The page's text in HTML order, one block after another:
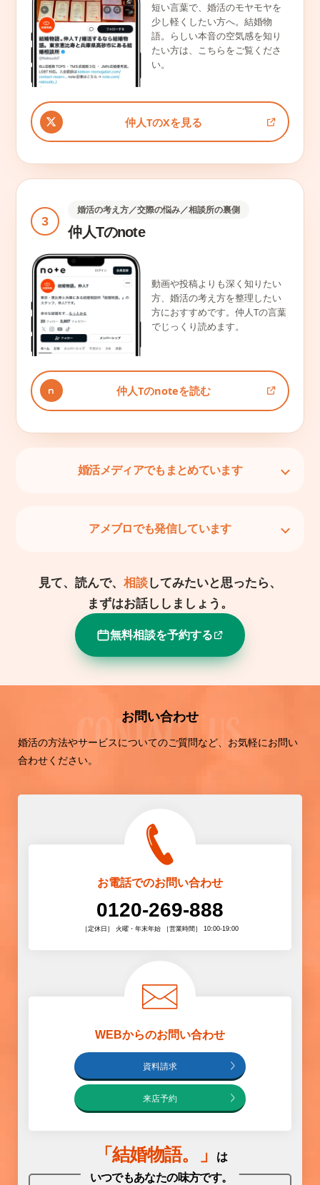
短い言葉で、婚活のモヤモヤを
少し軽くしたい方へ。結婚物
語。らしい本音の空気感を知り
たい方は、こちらをご覧くださ
い。
仲人TのXを見る
3
婚活の考え方／交際の悩み／相談所の裏側
仲人Tのnote
動画や投稿よりも深く知りたい
方、婚活の考え方を整理したい
方におすすめです。仲人Tの言葉
でじっくり読めます。
仲人Tのnoteを読む
婚活メディアでもまとめています
アメブロでも発信しています
見て、読んで、 相談してみたいと思ったら、
まずはお話ししましょう。
無料相談を予約する
お問い合わせ
婚活の方法やサービスについてのご質問など、お気軽にお問い
合わせください。
お電話でのお問い合わせ
0120-269-888
［定休日］ 火曜・年末年始 ［営業時間］ 10:00-19:00
WEBからのお問い合わせ
資料請求
来店予約
「 結婚物語。」
は
いつでもあなたの味方です。